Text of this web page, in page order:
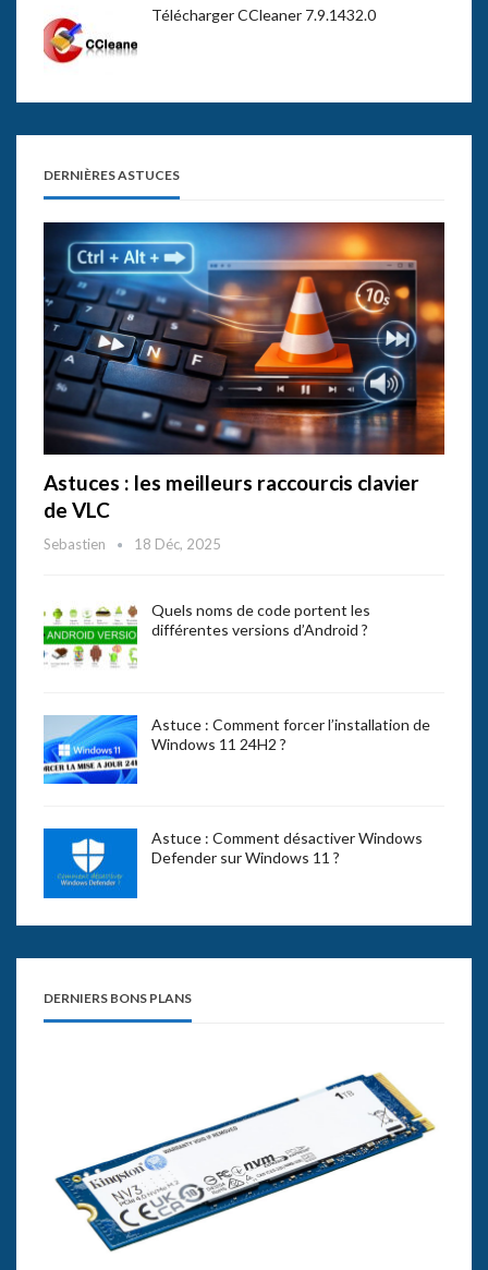
Télécharger CCleaner 7.9.1432.0
DERNIÈRES ASTUCES
Astuces : les meilleurs raccourcis clavier
de VLC
Sebastien 18 Déc, 2025
Quels noms de code portent les
différentes versions d’Android ?
Astuce : Comment forcer l’installation de
Windows 11 24H2 ?
Astuce : Comment désactiver Windows
Defender sur Windows 11 ?
DERNIERS BONS PLANS